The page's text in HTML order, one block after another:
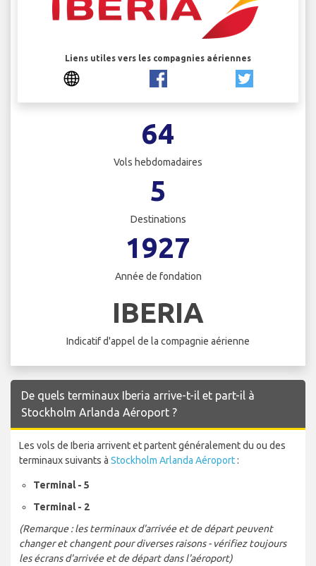
Liens utiles vers les compagnies aériennes
64
Vols hebdomadaires
5
Destinations
1927
Année de fondation
IBERIA
Indicatif d'appel de la compagnie aérienne
De quels terminaux Iberia arrive-t-il et part-il à
Stockholm Arlanda Aéroport ?
Les vols de Iberia arrivent et partent généralement du ou des
terminaux suivants à Stockholm Arlanda Aéroport:
Terminal - 5
Terminal - 2
(Remarque : les terminaux d'arrivée et de départ peuvent
changer et changent pour diverses raisons - vérifiez toujours
les écrans d'arrivée et de départ dans l'aéroport)